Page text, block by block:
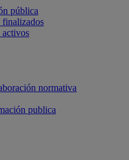
pública
finalizados
activos
normativa
publica